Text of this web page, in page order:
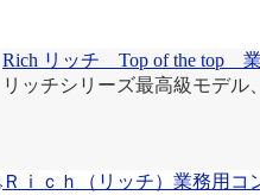
Rich リッチ Top of the top
リッチシリーズ最高級モデル
Ｒｉｃｈ（リッチ）業務用